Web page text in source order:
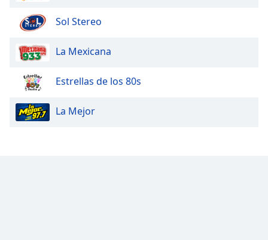
Sol Stereo
La Mexicana
Estrellas de los 80s
La Mejor